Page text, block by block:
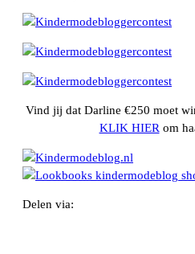
Vind jij dat Darline €250 moet
KLIK HIER om
Delen via: